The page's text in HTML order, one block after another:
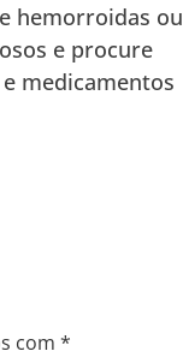
hemorroidas ou
e procure
medicamentos
com *